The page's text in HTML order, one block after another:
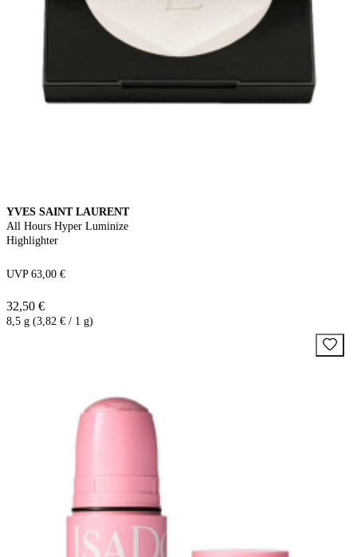
YVES SAINT LAURENT
All Hours Hyper Luminize
Highlighter
UVP 63,00 €
32,50 €
8,5 g (3,82 € / 1 g)